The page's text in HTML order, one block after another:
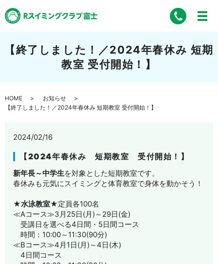
【終了しました！／2024年春休み 短期
教室 受付開始！】
HOME
お知らせ
【終了しました！／2024年春休み 短期教室 受付開始！】
2024/02/16
【2024年春休み 短期教室 受付開始！】
新年長～中学生を対象とした短期教室です。
春休みも元気にスイミングと体育教室で身体を動かそう！
★水泳教室★定員各100名
≪Aコース≫3月25日(月)～29日(金)
受講日を選べる4日間・5日間コース
時間：10:00～11:30(90分)
≪Bコース≫4月1日(月)～4日(木)
4日間コース